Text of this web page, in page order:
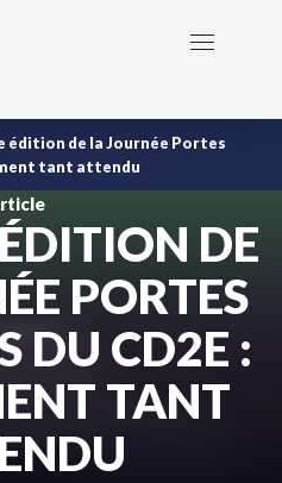
édition de la Journée Portes
tant attendu
DE
PORTES
DU CD2E :
TANT